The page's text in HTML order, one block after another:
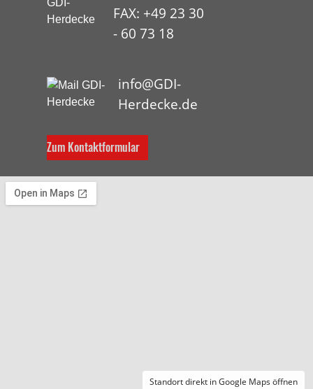
FAX: +49 23 30
- 60 73 18
info@GDI-
Herdecke.de
Zum Kontaktformular
Standort direkt in Google Maps öffnen